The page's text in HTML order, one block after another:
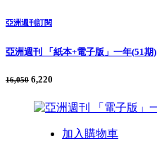
亞洲週刊訂閱
亞洲週刊 「紙本+電子版」一年(51期)
16,050 6,220
加入購物車